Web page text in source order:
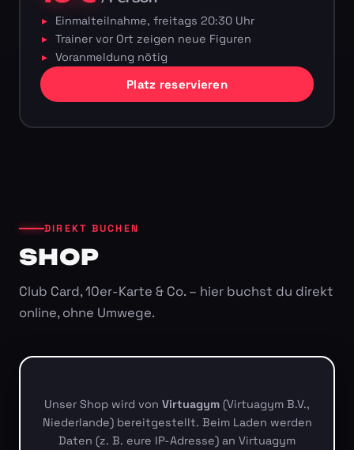
Einmalteilnahme, freitags 20:30 Uhr
Trainer vor Ort zeigen neue Figuren
Voranmeldung nötig
Platz reservieren
DIREKT BUCHEN
SHOP
Club Card, 10er-Karte & Co. – hier buchst du direkt
online, ohne Umwege.
Unser Shop wird von Virtuagym (Virtuagym B.V.,
Niederlande) bereitgestellt. Beim Laden werden
Daten (z. B. eure IP-Adresse) an Virtuagym